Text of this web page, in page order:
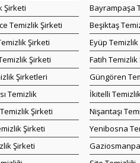
Şirketi
Temizlik Şirketi
Şirketi
Şirketi
Şirketleri
Temizlik
Şirketi
Şirketi
Şirketi
Bayrampaşa
Beşiktaş
Eyüp Temizlik
Fatih Temizlik
Güngören
İkitelli
Nişantaşı
Yenibosna